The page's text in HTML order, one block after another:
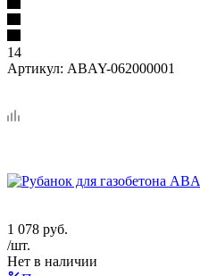
14
Артикул: ABAY-062000001
1 078 руб.
/шт.
Нет в наличии